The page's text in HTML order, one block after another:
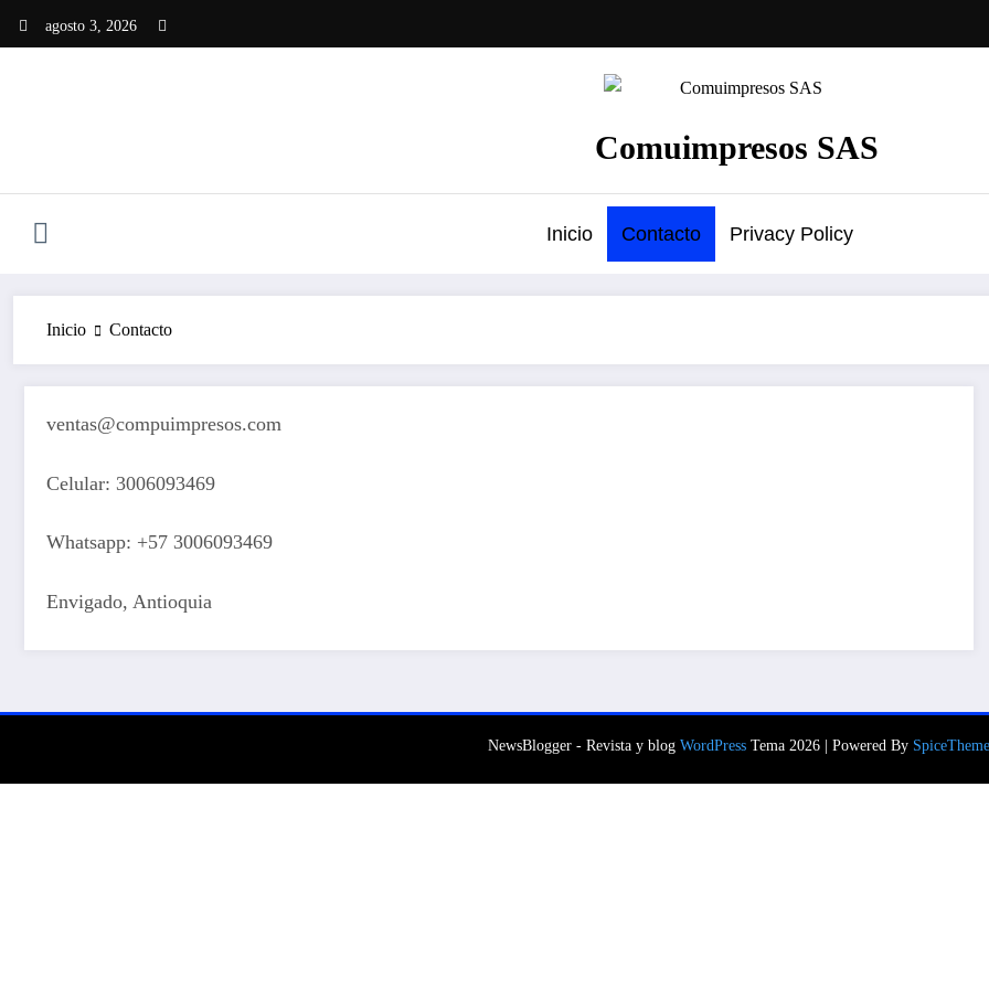
agosto 3, 2026
Comuimpresos SAS
Inicio Contacto Privacy Policy
Inicio Contacto
ventas@compuimpresos.com
Celular: 3006093469
Whatsapp: +57 3006093469
Envigado, Antioquia
NewsBlogger - Revista y blog WordPress Tema 2026 | Powered By